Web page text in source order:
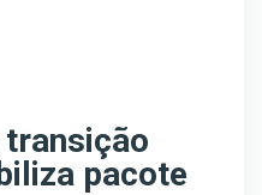
transição
pacote